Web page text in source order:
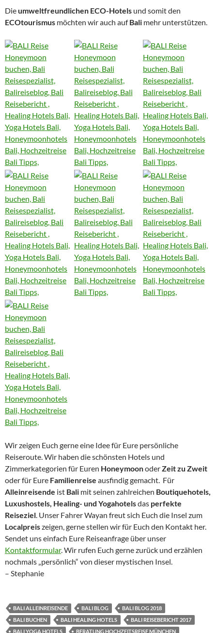
Dieumweltfreundlichen ECO-Hotels und somit den
ECOtourismus möchten wir auch aufBali mehr unterstützen.
Wir zeigen Euch gerne eine Idee für Eure persönliche
Reiseroute. Wir haben die schönsten Hotels und
Zimmerkategorien für Euren HoneymoonoderZeit zu Zweit
oder für Eure Familienreise ausfindig gemacht. Für
Alleinreisende ist Bali mit seinen zahlreichen Boutiquehotels,
Luxushostels, Healing- und Yogahotelsdas perfekte
Reiseziel . Unser Fahrer Wayan freut sich Euch die Insel zum
Localpreiszeigen, gerne stellen wir für Euch den Kontakt her.
Sendet uns einfach Eure Reiseanfrage über unser
Kontaktformular. Wir rufen Euch gerne zurück und erzählen
nochmals „persönlich“ von dieser mystischen Insel.
– Stephanie
BALI ALLEINREISENDE BALI BLOG
BALI BLOG 2018
BALI BUCHEN
BALI HEALING HOTELS
BALI REISEBERICHT 2017
BALI YOGA HOTELS
BERATUNG HOCHZEITSREISE MÜNCHEN